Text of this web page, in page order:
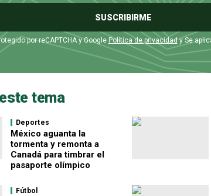
SUSCRIBIRME
por reCAPTCHA y Google Política de privacidady Se
tema
Deportes
México aguanta la
tormenta y remonta a
Canadá para timbrar el
pasaporte olímpico
Fútbol